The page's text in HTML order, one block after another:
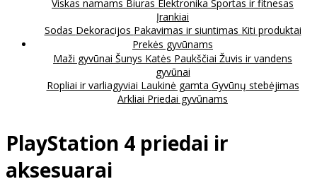
Viskas namams Biuras Elektronika Sportas ir fitnesas
Įrankiai
Sodas Dekoracijos Pakavimas ir siuntimas Kiti produktai
Prekės gyvūnams
Maži gyvūnai Šunys Katės Paukščiai Žuvis ir vandens
gyvūnai
Ropliai ir varliagyviai Laukinė gamta Gyvūnų stebėjimas
Arkliai Priedai gyvūnams
PlayStation 4 priedai ir
aksesuarai